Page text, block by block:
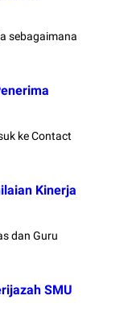
sebagaimana
ke Contact
Kinerja
dan Guru
SMU